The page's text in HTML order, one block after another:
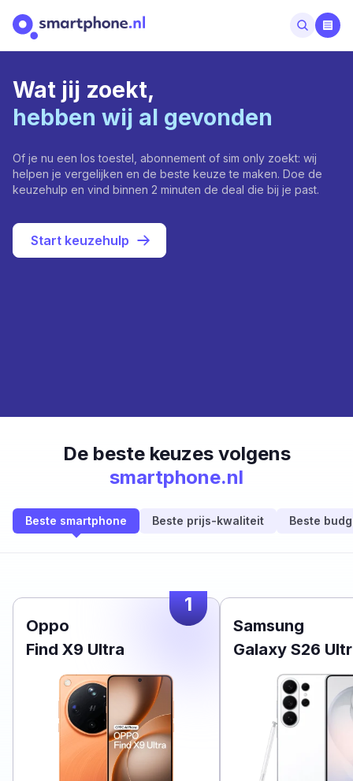
Wat jij zoekt,
hebben wij al gevonden
Of je nu een los toestel, abonnement of sim only zoekt: wij
helpen je vergelijken en de beste keuze te maken. Doe de
keuzehulp en vind binnen 2 minuten de deal die bij je past.
Start keuzehulp
De beste keuzes volgens
smartphone.nl
Beste smartphone Beste prijs-kwaliteit Beste
1
Oppo
Find X9 Ultra
Samsung
Galaxy S26